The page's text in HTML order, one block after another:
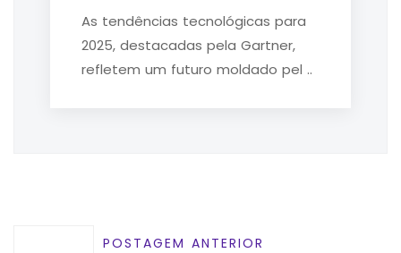
As tendências tecnológicas para
2025, destacadas pela Gartner,
refletem um futuro moldado pel ..
POSTAGEM ANTERIOR